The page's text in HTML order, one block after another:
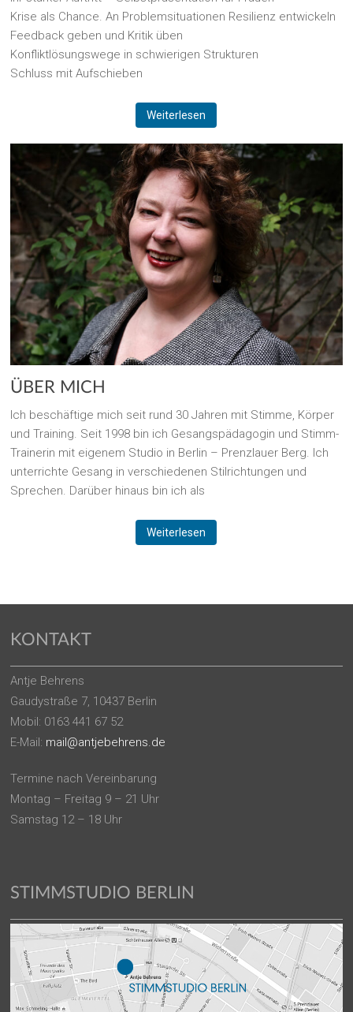
Krise als Chance. An Problemsituationen Resilienz entwickeln
Feedback geben und Kritik üben
Konfliktlösungswege in schwierigen Strukturen
Schluss mit Aufschieben
Weiterlesen
ÜBER MICH
Ich beschäftige mich seit rund 30 Jahren mit Stimme, Körper
und Training. Seit 1998 bin ich Gesangspädagogin und Stimm-
Trainerin mit eigenem Studio in Berlin – Prenzlauer Berg. Ich
unterrichte Gesang in verschiedenen Stilrichtungen und
Sprechen. Darüber hinaus bin ich als
Weiterlesen
KONTAKT
Antje Behrens
Gaudystraße 7, 10437 Berlin
Mobil: 0163 441 67 52
E-Mail: mail@antjebehrens.de
Termine nach Vereinbarung
Montag – Freitag 9 – 21 Uhr
Samstag 12 – 18 Uhr
STIMMSTUDIO BERLIN